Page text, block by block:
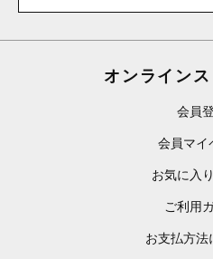
オンライン
会員
会員マイ
お気に入
ご利用
お支払方法